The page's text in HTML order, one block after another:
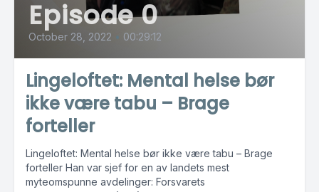
Episode 0
October 28, 2022 • 00:29:12
Lingeloftet: Mental helse bør
ikke være tabu – Brage
forteller
Lingeloftet: Mental helse bør ikke være tabu – Brage
forteller Han var sjef for en av landets mest
myteomspunne avdelinger: Forsvarets